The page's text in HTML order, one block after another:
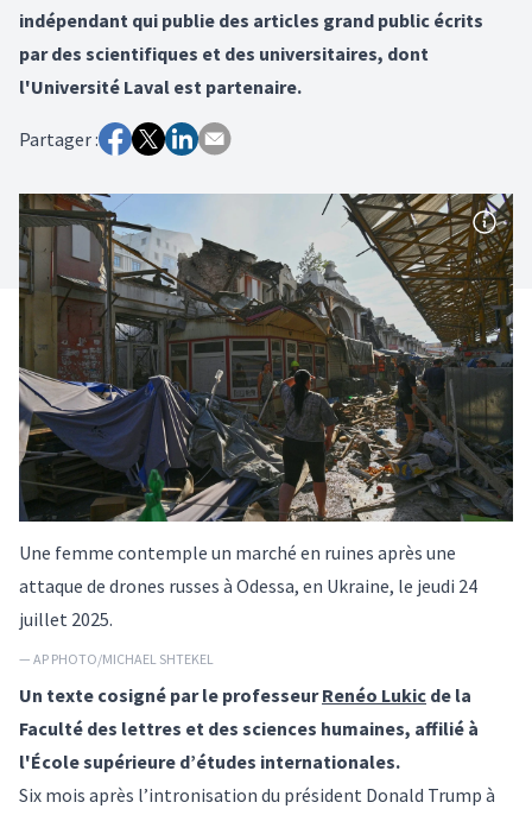
indépendant qui publie des articles grand public écrits
par des scientifiques et des universitaires, dont
l'Université Laval est partenaire.
Partager :
Une femme contemple un marché en ruines après une
attaque de drones russes à Odessa, en Ukraine, le jeudi 24
juillet 2025.
— AP PHOTO/MICHAEL SHTEKEL
Un texte cosigné par le professeurRenéo Lukic de la
Faculté des lettres et des sciences humaines, affilié à
l'École supérieure d’études internationales.
Six mois après l’intronisation du président Donald Trump à